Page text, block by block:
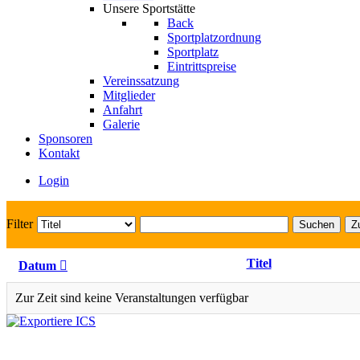
Unsere Sportstätte
Back
Sportplatzordnung
Sportplatz
Eintrittspreise
Vereinssatzung
Mitglieder
Anfahrt
Galerie
Sponsoren
Kontakt
Login
Filter Suchen
Datum Titel
Zur Zeit sind keine Veranstaltungen verfügbar